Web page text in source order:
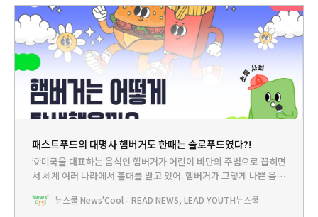
패스트푸드의 대명사 햄버거도 한때는 슬로푸드였다?!
💡미국을 대표하는 음식인 햄버거가 어린이 비만의 주범으로 꼽히면
서 세계 여러 나라에서 홀대를 받고 있어. 햄버거가 그렇게 나쁜 음식
쭤봐야겠어. 쿨리 : 쌤! 김치, 된장찌개, 비빔밥처럼 우리 조상들이 물
뉴스쿨 News'Cool - READ NEWS, LEAD YOUTH뉴스쿨